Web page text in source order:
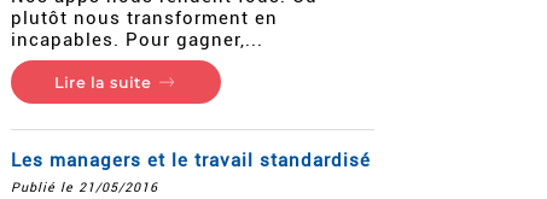
plutôt nous transforment en
incapables. Pour gagner,...
Lire la suite
Les managers et le travail standardisé
Publié le 21/05/2016